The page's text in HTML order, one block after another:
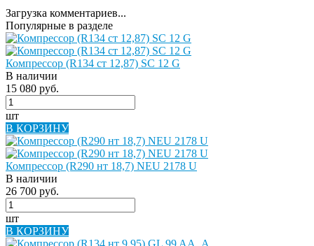
Загрузка комментариев...
Популярные в разделе
Компрессор (R134 ст 12,87) SC 12 G
В наличии
15 080 руб.
шт
В КОРЗИНУ
Компрессор (R290 нт 18,7) NEU 2178 U
В наличии
26 700 руб.
шт
В КОРЗИНУ